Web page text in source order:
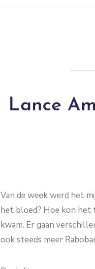
Lance
Van de week werd het
het bloed? Hoe kon het
kwam. Er gaan
ook steeds meer